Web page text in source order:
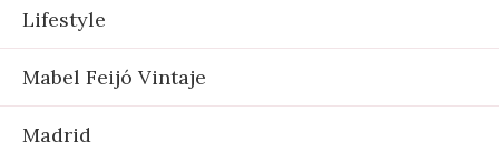
Lifestyle
Mabel Feijó Vintaje
Madrid